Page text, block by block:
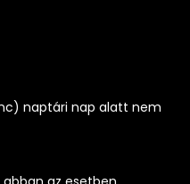
naptári nap alatt nem